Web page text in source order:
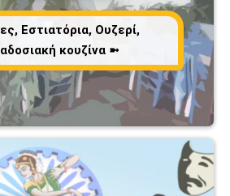
Εστιατόρια, Ουζερί,
κουζίνα ➼